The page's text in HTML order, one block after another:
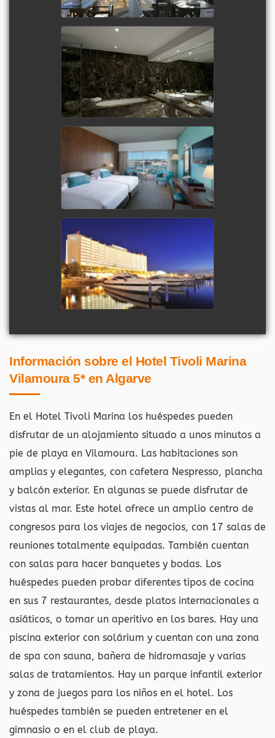
Información sobre el Hotel Tivoli Marina
Vilamoura 5* en Algarve
En el Hotel Tivoli Marina los huéspedes pueden
disfrutar de un alojamiento situado a unos minutos a
pie de playa en Vilamoura. Las habitaciones son
amplias y elegantes, con cafetera Nespresso, plancha
y balcón exterior. En algunas se puede disfrutar de
vistas al mar. Este hotel ofrece un amplio centro de
congresos para los viajes de negocios, con 17 salas de
reuniones totalmente equipadas. También cuentan
con salas para hacer banquetes y bodas. Los
huéspedes pueden probar diferentes tipos de cocina
en sus 7 restaurantes, desde platos internacionales a
asiáticos, o tomar un aperitivo en los bares. Hay una
piscina exterior con solárium y cuentan con una zona
de spa con sauna, bañera de hidromasaje y varias
salas de tratamientos. Hay un parque infantil exterior
y zona de juegos para los niños en el hotel. Los
huéspedes también se pueden entretener en el
gimnasio o en el club de playa.